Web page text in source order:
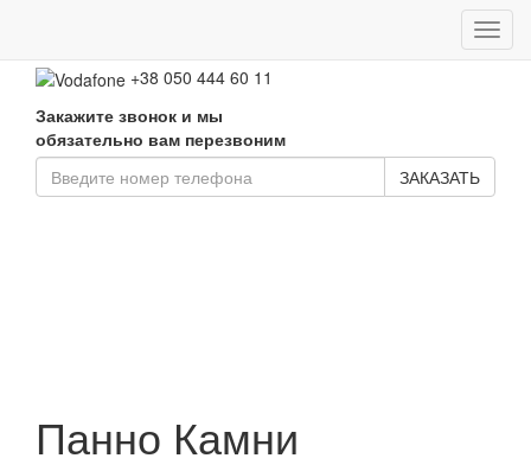
+38 050 444 60 11
Закажите звонок и мы
обязательно вам перезвоним
ЗАКАЗАТЬ
Панно Камни